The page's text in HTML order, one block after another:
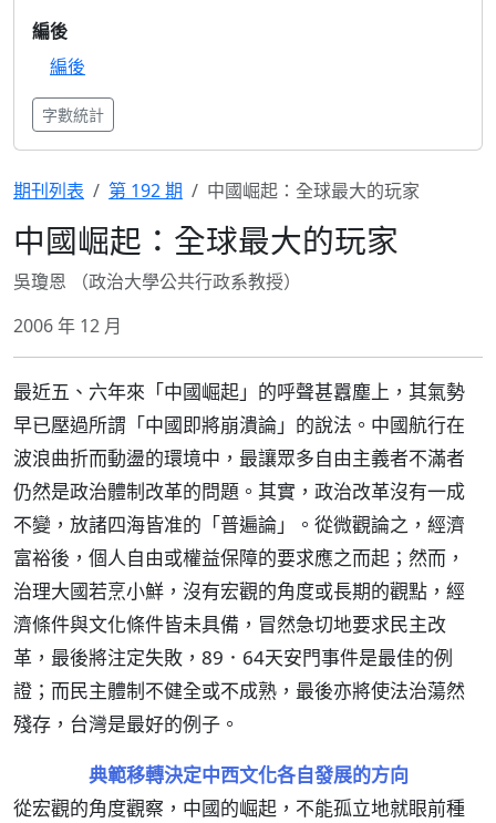
編後
編後
字數統計
期刊列表 第 192 期 中國崛起：全球最大的玩家
中國崛起：全球最大的玩家
吳瓊恩 （政治大學公共行政系教授）
2006 年 12 月
最近五、六年來「中國崛起」的呼聲甚囂塵上，其氣勢
早已壓過所謂「中國即將崩潰論」的說法。中國航行在
波浪曲折而動盪的環境中，最讓眾多自由主義者不滿者
仍然是政治體制改革的問題。其實，政治改革沒有一成
不變，放諸四海皆准的「普遍論」。從微觀論之，經濟
富裕後，個人自由或權益保障的要求應之而起；然而，
治理大國若烹小鮮，沒有宏觀的角度或長期的觀點，經
濟條件與文化條件皆未具備，冒然急切地要求民主改
革，最後將注定失敗，89．64天安門事件是最佳的例
證；而民主體制不健全或不成熟，最後亦將使法治蕩然
殘存，台灣是最好的例子。
典範移轉決定中西文化各自發展的方向
從宏觀的角度觀察，中國的崛起，不能孤立地就眼前種